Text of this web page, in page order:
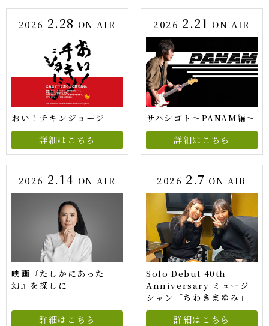
2026 2.28 ON AIR
おい！チキンジョージ
詳細はこちら
2026 2.21 ON AIR
サハシゴト～PANAM編～
詳細はこちら
2026 2.14 ON AIR
映画『たしかにあった
幻』を探しに
詳細はこちら
2026 2.7 ON AIR
Solo Debut 40th
Anniversary ミュージ
シャン「ちわきまゆみ」
詳細はこちら